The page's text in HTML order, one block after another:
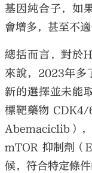
基因純合子，如
會增多，甚至不適
總括而言，對於
來說，2023年多
新的選擇並未能
標靶藥物
Abemaciclib）
mTOR 抑制劑（
候，符合特定條